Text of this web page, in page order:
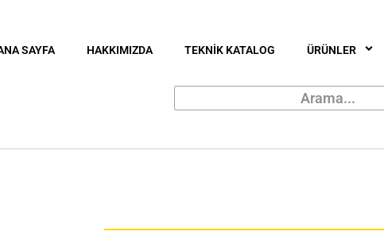
SAYFA HAKKIMIZDA TEKNİK KATALOG ÜRÜNLER